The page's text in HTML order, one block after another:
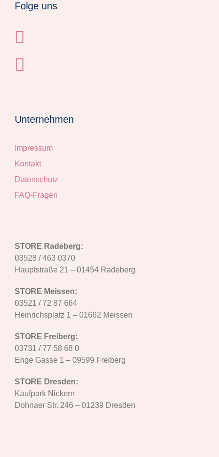
Folge uns
Unternehmen
Impressum
Kontakt
Datenschutz
FAQ-Fragen
STORE Radeberg:
03528 / 463 0370
Hauptstraße 21 – 01454 Radeberg
STORE Meissen:
03521 / 72 87 664
Heinrichsplatz 1 – 01662 Meissen
STORE Freiberg:
03731 / 77 58 68 0
Enge Gasse 1 – 09599 Freiberg
STORE Dresden:
Kaufpark Nickern
Dohnaer Str. 246 – 01239 Dresden